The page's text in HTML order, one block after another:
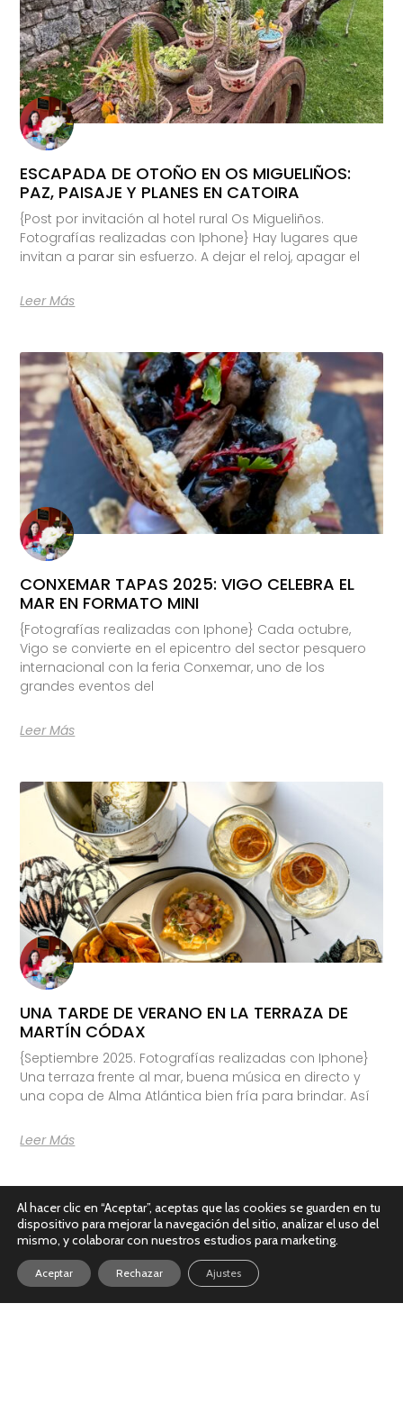
ESCAPADA DE OTOÑO EN OS MIGUELIÑOS:
PAZ, PAISAJE Y PLANES EN CATOIRA
{Post por invitación al hotel rural Os Migueliños.
Fotografías realizadas con Iphone} Hay lugares que
invitan a parar sin esfuerzo. A dejar el reloj, apagar el
Leer Más
CONXEMAR TAPAS 2025: VIGO CELEBRA EL
MAR EN FORMATO MINI
{Fotografías realizadas con Iphone} Cada octubre,
Vigo se convierte en el epicentro del sector pesquero
internacional con la feria Conxemar, uno de los
grandes eventos del
Leer Más
UNA TARDE DE VERANO EN LA TERRAZA DE
MARTÍN CÓDAX
{Septiembre 2025. Fotografías realizadas con Iphone}
Una terraza frente al mar, buena música en directo y
una copa de Alma Atlántica bien fría para brindar. Así
Leer Más
Al hacer clic en “Aceptar”, aceptas que las cookies se guarden en tu
dispositivo para mejorar la navegación del sitio, analizar el uso del
mismo, y colaborar con nuestros estudios para marketing.
Aceptar Rechazar Ajustes